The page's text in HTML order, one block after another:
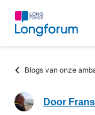
Overslaan
inhoud
gaan
Kruimelpad
Blogs van onze
Door